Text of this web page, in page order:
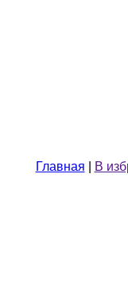
Главная В